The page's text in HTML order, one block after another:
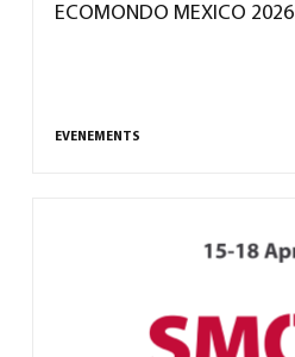
ECOMONDO MEXICO 2026
EVENEMENTS